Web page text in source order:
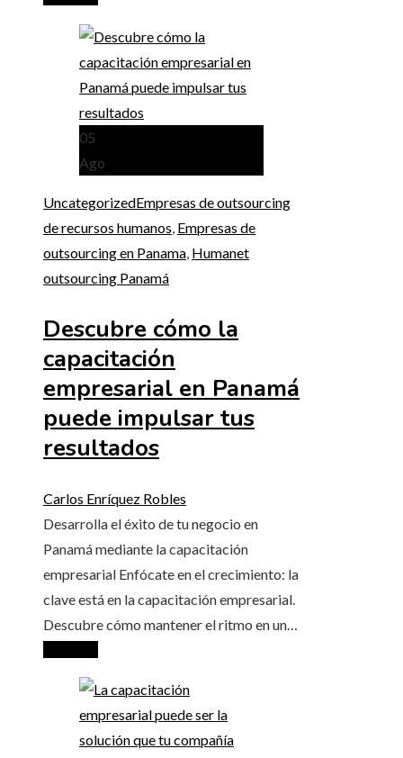
05
Ago
UncategorizedEmpresas de outsourcing
de recursos humanos Empresas de
outsourcing en Panama Humanet
outsourcing Panamá
Descubre cómo la
capacitación
empresarial en Panamá
puede impulsar tus
resultados
Carlos Enríquez Robles
Desarrolla el éxito de tu negocio en
Panamá mediante la capacitación
empresarial Enfócate en el crecimiento: la
clave está en la capacitación empresarial.
Descubre cómo mantener el ritmo en un…